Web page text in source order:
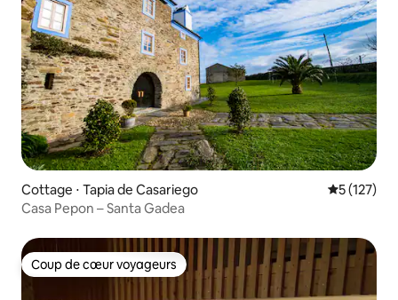
Cottage ⋅ Tapia de Casariego Évaluation
5 (127)
Casa Pepon – Santa Gadea
Coup de cœur voyageurs
Coup de cœur voyageurs